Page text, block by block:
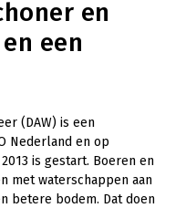
en
een
(DAW) is een
Nederland en op
is gestart. Boeren en
met waterschappen aan
betere bodem. Dat doen